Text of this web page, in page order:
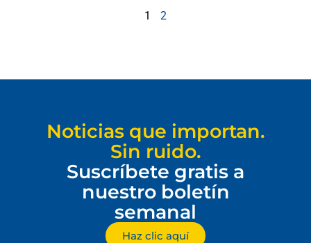
1 2
Noticias que importan.
Sin ruido.
Suscríbete gratis a
nuestro boletín
semanal
Haz clic aquí